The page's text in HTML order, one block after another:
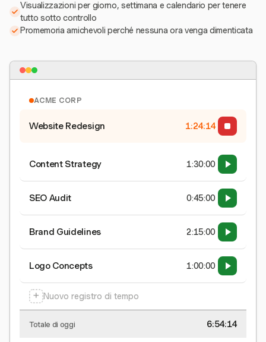
Visualizzazioni per giorno, settimana e calendario per tenere
tutto sotto controllo
Promemoria amichevoli perché nessuna ora venga dimenticata
ACME CORP
Website Redesign 1:24:15
Content Strategy 1:30:00
SEO Audit 0:45:00
Brand Guidelines 2:15:00
Logo Concepts 1:00:00
+ Nuovo registro di tempo
Totale di oggi 6:54:15